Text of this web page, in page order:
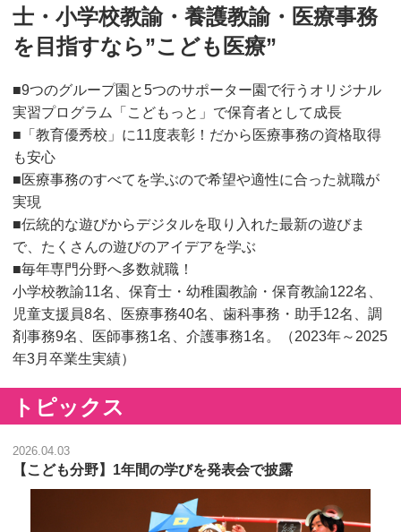
士・小学校教諭・養護教諭・医療事務
を目指すなら”こども医療”
■9つのグループ園と5つのサポーター園で行うオリジナル
実習プログラム「こどもっと」で保育者として成長
■「教育優秀校」に11度表彰！だから医療事務の資格取得
も安心
■医療事務のすべてを学ぶので希望や適性に合った就職が
実現
■伝統的な遊びからデジタルを取り入れた最新の遊びま
で、たくさんの遊びのアイデアを学ぶ
■毎年専門分野へ多数就職！
小学校教諭11名、保育士・幼稚園教諭・保育教諭122名、
児童支援員8名、医療事務40名、歯科事務・助手12名、調
剤事務9名、医師事務1名、介護事務1名。（2023年～2025
年3月卒業生実績）
トピックス
2026.04.03
【こども分野】1年間の学びを発表会で披露